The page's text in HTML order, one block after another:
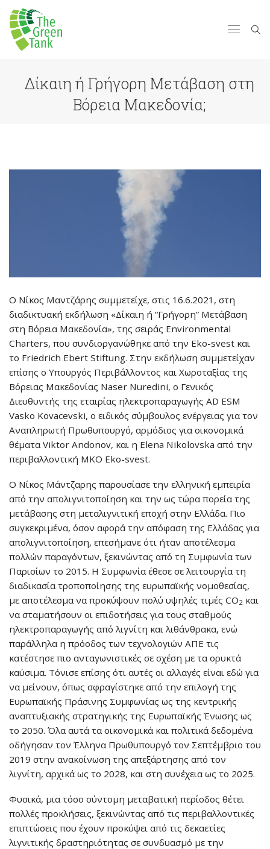
Δίκαιη ή Γρήγορη Μετάβαση στη
Βόρεια Μακεδονία;
Ο Νίκος Μαντζάρης συμμετείχε, στις 16.6.2021, στη
διαδικτυακή εκδήλωση «Δίκαιη ή “Γρήγορη” Μετάβαση
στη Βόρεια Μακεδονία», της σειράς Environmental
Charters, που συνδιοργανώθηκε από την Eko-svest και
το Friedrich Ebert Stiftung. Στην εκδήλωση συμμετείχαν
επίσης ο Υπουργός Περιβάλλοντος και Χωροταξίας της
Βόρειας Μακεδονίας Naser Nuredini, ο Γενικός
Διευθυντής της εταιρίας ηλεκτροπαραγωγής AD ESM
Vasko Kovacevski, ο ειδικός σύμβουλος ενέργειας για τον
Αναπληρωτή Πρωθυπουργό, αρμόδιος για οικονομικά
θέματα Viktor Andonov, και η Elena Nikolovska από την
περιβαλλοντική ΜΚΟ Eko-svest.
Ο Νίκος Μάντζαρης παρουσίασε την ελληνική εμπειρία
από την απολιγνιτοποίηση και την ως τώρα πορεία της
μετάβασης στη μεταλιγνιτική εποχή στην Ελλάδα. Πιο
συγκεκριμένα, όσον αφορά την απόφαση της Ελλάδας για
απολιγνιτοποίηση, επεσήμανε ότι ήταν αποτέλεσμα
πολλών παραγόντων, ξεκινώντας από τη Συμφωνία των
Παρισίων το 2015. Η Συμφωνία έθεσε σε λειτουργία τη
διαδικασία τροποποίησης της ευρωπαϊκής νομοθεσίας,
με αποτέλεσμα να προκύψουν πολύ υψηλές τιμές CO2 και
να σταματήσουν οι επιδοτήσεις για τους σταθμούς
ηλεκτροπαραγωγής από λιγνίτη και λιθάνθρακα, ενώ
παράλληλα η πρόοδος των τεχνολογιών ΑΠΕ τις
κατέστησε πιο ανταγωνιστικές σε σχέση με τα ορυκτά
καύσιμα. Τόνισε επίσης ότι αυτές οι αλλαγές είναι εδώ για
να μείνουν, όπως σφραγίστηκε από την επιλογή της
Ευρωπαϊκής Πράσινης Συμφωνίας ως της κεντρικής
αναπτυξιακής στρατηγικής της Ευρωπαϊκής Ένωσης ως
το 2050. Όλα αυτά τα οικονομικά και πολιτικά δεδομένα
οδήγησαν τον Έλληνα Πρωθυπουργό τον Σεπτέμβριο του
2019 στην ανακοίνωση της απεξάρτησης από τον
λιγνίτη, αρχικά ως το 2028, και στη συνέχεια ως το 2025.
Φυσικά, μια τόσο σύντομη μεταβατική περίοδος θέτει
πολλές προκλήσεις, ξεκινώντας από τις περιβαλλοντικές
επιπτώσεις που έχουν προκύψει από τις δεκαετίες
λιγνιτικής δραστηριότητας σε συνδυασμό με την